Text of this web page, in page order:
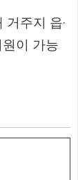
주지 읍·
이 가능